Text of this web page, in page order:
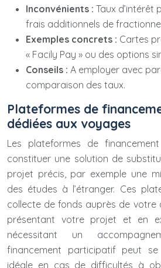
Inconvénients : Taux d’intérêt
frais additionnels de
Exemples concrets : Cartes
« Facily Pay » ou des options
Conseils : A employer avec
comparaison des taux.
Plateformes de
dédiées aux voyages
Les plateformes de
constituer une solution de
projet précis, par exemple une
des études à l’étranger. Ces
collecte de fonds auprès de votre
présentant votre projet et en
nécessitant un
financement participatif peut
idéale en cas de difficultés à